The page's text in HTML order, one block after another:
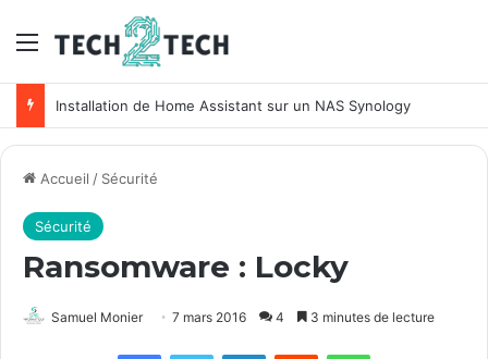
Menu
Accueil / Sécurité
Sécurité
Ransomware : Locky
Samuel Monier 7 mars 2016 4 3 minutes de lecture